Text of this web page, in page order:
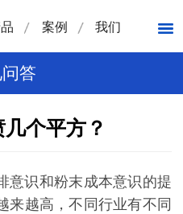
案例 我们
答
个平方？
意识和粉末成本意识的提
来越高，不同行业有不同